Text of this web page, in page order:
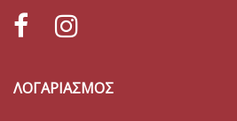
ΛΟΓΑΡΙΑΣΜΟΣ